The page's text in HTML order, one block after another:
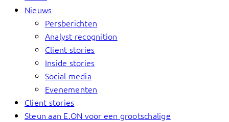
Nieuws
Persberichten
Analyst recognition
Client stories
Inside stories
Social media
Evenementen
Client stories
Steun aan E.ON voor een grootschalige